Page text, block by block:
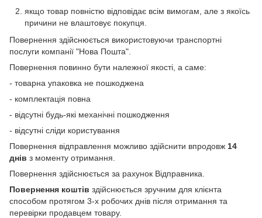
якщо товар повністю відповідає всім вимогам, але з якоїсь
причини не влаштовує покупця.
Повернення здійснюється використовуючи транспортні
послуги компанії "Нова Пошта".
Повернення повинно бути належної якості, а саме:
- товарна упаковка не пошкоджена
- комплектація повна
- відсутні будь-які механічні пошкодження
- відсутні сліди користування
Повернення відправлення можливо здійснити впродовж 14
днів з моменту отримання.
Повернення здійснюється за рахунок Відправника.
Повернення коштів здійснюється зручним для клієнта
способом протягом 3-х робочих днів після отримання та
перевірки продавцем товару.